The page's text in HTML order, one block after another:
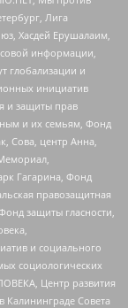
Лига
Хасдей Ерушалаим,
информации,
глобализации и
инициатив
и защиты прав
и их семьям, Фонд
Сова, центр Анна,
Гагарина, Фонд
правозащитная
защиты гласности,
и социального
социологических
Центр развития
Калининграде Совета